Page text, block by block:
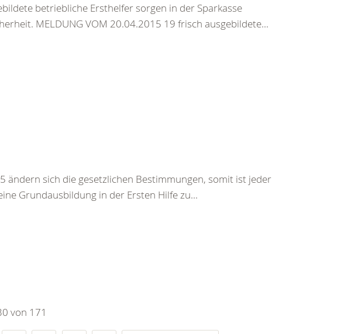
betriebliche Ersthelfer sorgen in der Sparkasse
MELDUNG VOM 20.04.2015 19 frisch ausgebildete...
ändern sich die gesetzlichen Bestimmungen, somit ist jeder
Grundausbildung in der Ersten Hilfe zu...
von 171